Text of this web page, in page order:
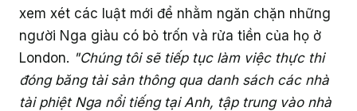
xem xét các luật mới để nhằm ngăn chặn những
người Nga giàu có bỏ trốn và rửa tiền của họ ở
London. "Chúng tôi sẽ tiếp tục làm việc thực thi
đóng băng tài sản thông qua danh sách các nhà
tài phiệt Nga nổi tiếng tại Anh, tập trung vào nhà